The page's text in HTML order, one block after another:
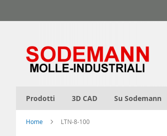
al
Prodotti 3D CAD Su Sodemann
Home LTN-8-100